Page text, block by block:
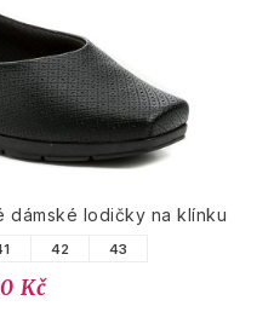
dámské lodičky na klínku
42 43
Kč